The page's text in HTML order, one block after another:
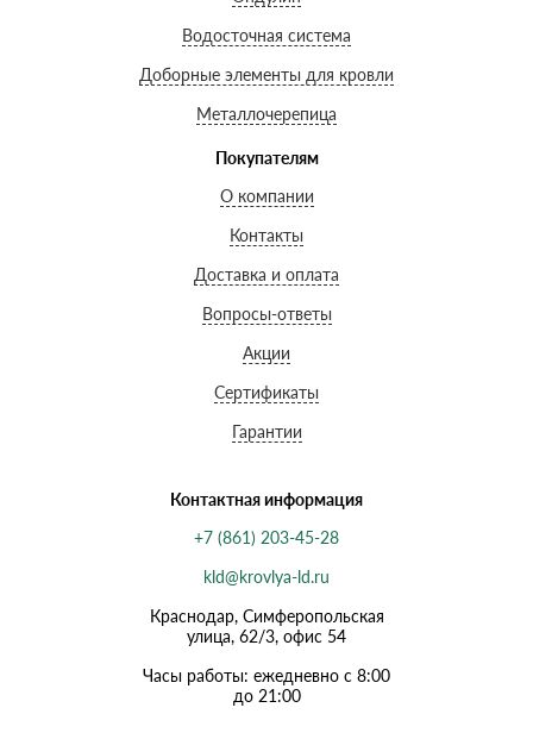
Водосточная система
Доборные элементы для кровли
Металлочерепица
Покупателям
О компании
Контакты
Доставка и оплата
Вопросы-ответы
Акции
Сертификаты
Гарантии
Контактная информация
+7 (861) 203-45-28
kld@krovlya-ld.ru
Краснодар, Симферопольская
улица, 62/3, офис 54
Часы работы: ежедневно с 8:00
до 21:00